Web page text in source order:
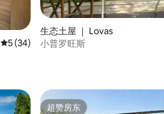
平均评分 5 分（满分 5 分），共 34 条评价
5 (34)
生态土屋 ｜ Lovas
小普罗旺斯
超赞房东